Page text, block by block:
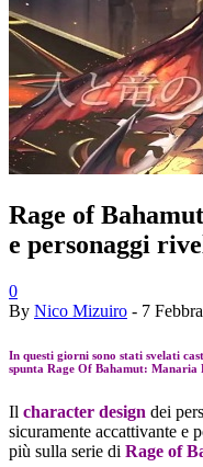
Rage of
e personaggi
0
By Nico Mizuiro - 7
In questi giorni sono stati svelati
spunta Rage Of Bahamut: Manaria
Il character design dei
sicuramente accattivante e
più sulla serie di Rage of